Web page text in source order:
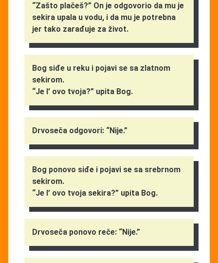
“Zašto plačeš?” On je odgovorio da mu je
sekira upala u vodu, i da mu je potrebna
jer tako zarađuje za život.
Bog siđe u reku i pojavi se sa zlatnom
sekirom.
“Je l’ ovo tvoja?” upita Bog.
Drvoseča odgovori: “Nije.”
Bog ponovo siđe i pojavi se sa srebrnom
sekirom.
“Je l’ ovo tvoja sekira?” upita Bog.
Drvoseča ponovo reče: “Nije.”